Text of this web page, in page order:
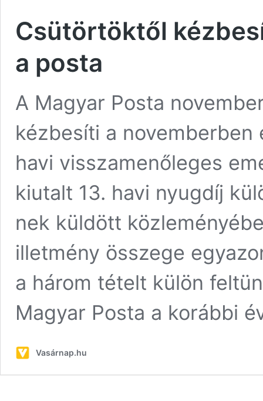
Csütörtöktől
a posta
A Magyar Posta
kézbesíti a novemberben
havi visszamenőleges
kiutalt 13. havi nyugdíj
nek küldött
illetmény összege
a három tételt külön
Magyar Posta a korábbi
Vasárnap.hu